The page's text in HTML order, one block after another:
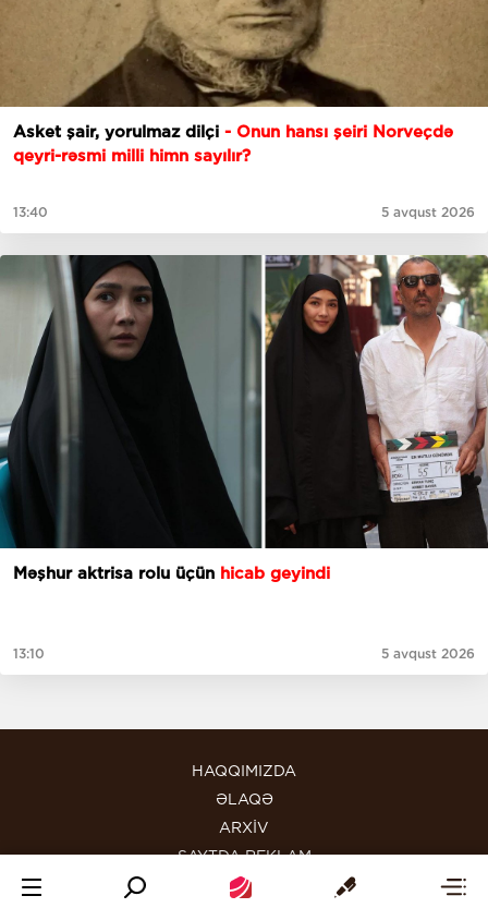
Asket şair, yorulmaz dilçi - Onun hansı şeiri Norveçdə
qeyri-rəsmi milli himn sayılır?
13:40 5 avqust 2026
Məşhur aktrisa rolu üçün hicab geyindi
13:10 5 avqust 2026
HAQQIMIZDA
ƏLAQƏ
ARXİV
SAYTDA REKLAM
MƏXFİLİK SİYASƏTİ